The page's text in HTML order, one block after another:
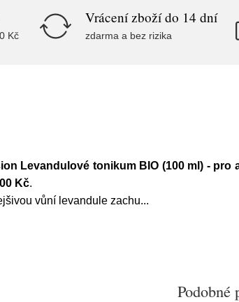
Kč
Vrácení zboží do 14 dní
zdarma a bez rizika
Levandulové tonikum BIO (100 ml) -
Kč.
vůní levandule zachu...
Podobné